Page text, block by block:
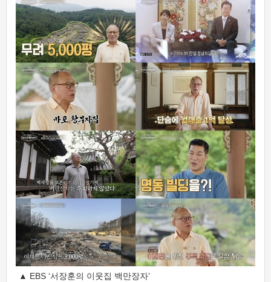
▲ EBS ‘서장훈의 이웃집 백만장자’